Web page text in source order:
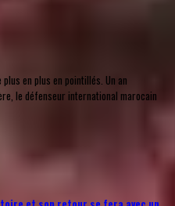
plus en plus en pointillés. Un an
le défenseur international marocain